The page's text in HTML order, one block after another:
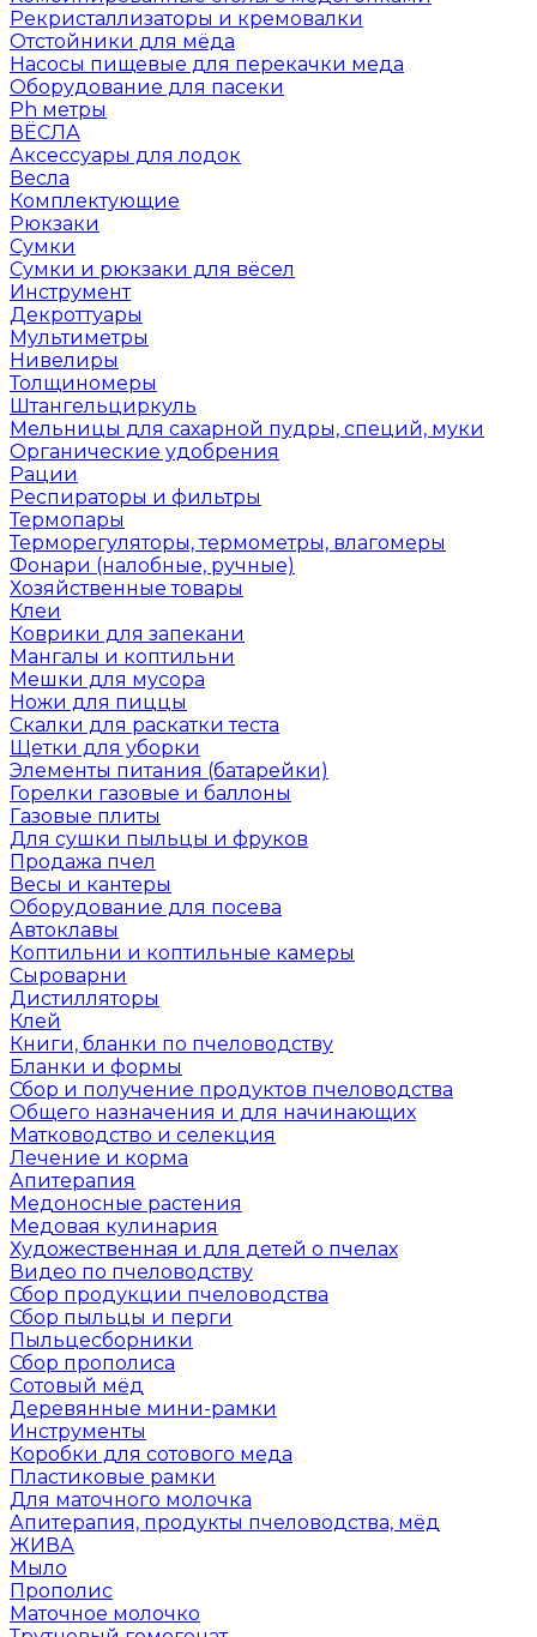
Рекристаллизаторы и кремовалки
Отстойники для мёда
Насосы пищевые для перекачки меда
Оборудование для пасеки
Ph метры
ВЁСЛА
Аксессуары для лодок
Весла
Комплектующие
Рюкзаки
Сумки
Сумки и рюкзаки для вёсел
Инструмент
Декроттуары
Мультиметры
Нивелиры
Толщиномеры
Штангельциркуль
Мельницы для сахарной пудры, специй, муки
Органические удобрения
Рации
Респираторы и фильтры
Термопары
Терморегуляторы, термометры, влагомеры
Фонари (налобные, ручные)
Хозяйственные товары
Клеи
Коврики для запекани
Мангалы и коптильни
Мешки для мусора
Ножи для пиццы
Скалки для раскатки теста
Щетки для уборки
Элементы питания (батарейки)
Горелки газовые и баллоны
Газовые плиты
Для сушки пыльцы и фруков
Продажа пчел
Весы и кантеры
Оборудование для посева
Автоклавы
Коптильни и коптильные камеры
Сыроварни
Дистилляторы
Клей
Книги, бланки по пчеловодству
Бланки и формы
Сбор и получение продуктов пчеловодства
Общего назначения и для начинающих
Матководство и селекция
Лечение и корма
Апитерапия
Медоносные растения
Медовая кулинария
Художественная и для детей о пчелах
Видео по пчеловодству
Сбор продукции пчеловодства
Сбор пыльцы и перги
Пыльцесборники
Сбор прополиса
Сотовый мёд
Деревянные мини-рамки
Инструменты
Коробки для сотового меда
Пластиковые рамки
Для маточного молочка
Апитерапия, продукты пчеловодства, мёд
ЖИВА
Мыло
Прополис
Маточное молочко